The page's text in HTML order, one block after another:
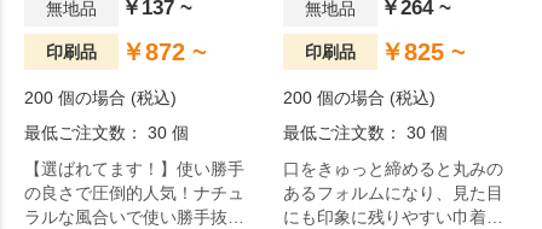
無地品 ￥137 ~
印刷品 ￥872 ~
200 個の場合 (税込)
最低ご注文数： 30 個
【選ばれてます！】使い勝手
の良さで圧倒的人気！ナチュ
ラルな風合いで使い勝手抜群
無地品 ￥264 ~
印刷品 ￥825 ~
200 個の場合 (税込)
最低ご注文数： 30 個
口をきゅっと締めると丸みの
あるフォルムになり、見た目
にも印象に残りやすい巾着ト